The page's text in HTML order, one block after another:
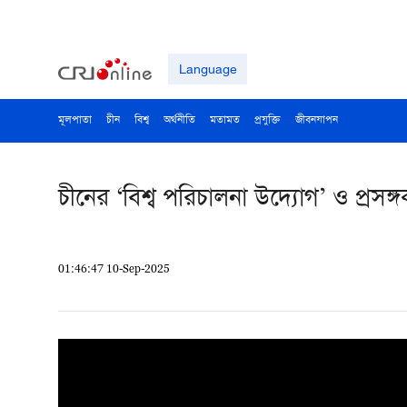
Language
মূলপাতা চীন বিশ্ব অর্থনীতি মতামত প্রযুক্তি জীবনযাপন
চীনের ‘বিশ্ব পরিচালনা উদ্যোগ’ ও
01:46:47 10-Sep-2025